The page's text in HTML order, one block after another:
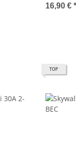
16,90 € *
TOP